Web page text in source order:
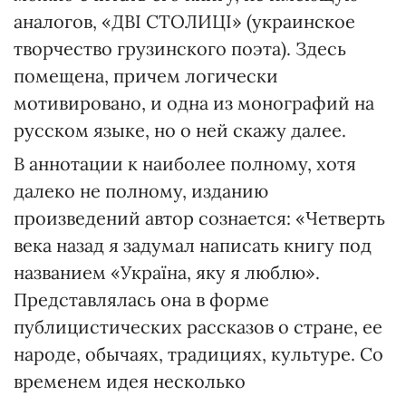
аналогов, «ДВІ СТОЛИЦІ» (украинское
творчество грузинского поэта). Здесь
помещена, причем логически
мотивировано, и одна из монографий на
русском языке, но о ней скажу далее.
В аннотации к наиболее полному, хотя
далеко не полному, изданию
произведений автор сознается: «Четверть
века назад я задумал написать книгу под
названием «Україна, яку я люблю».
Представлялась она в форме
публицистических рассказов о стране, ее
народе, обычаях, традициях, культуре. Со
временем идея несколько